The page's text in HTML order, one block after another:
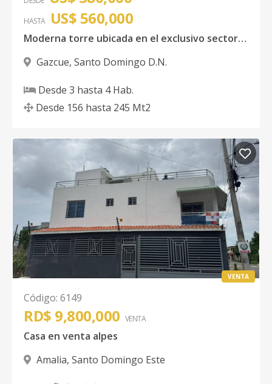
HASTA US$ 560,000
Moderna torre ubicada en el exclusivo sector Gazcue distrito nacional
Gazcue, Santo Domingo D.N.
Desde 3 hasta 4Hab.
Desde 156 hasta 245 Mt2
VENTA
Código: 6149
RD$ 9,800,000 VENTA
Casa en venta alpes
Amalia, Santo Domingo Este